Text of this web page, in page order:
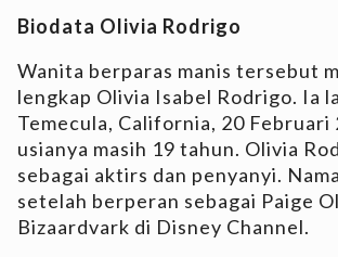
Biodata Olivia Rodrigo
Wanita berparas manis tersebut
lengkap Olivia Isabel Rodrigo. Ia
Temecula, California, 20 Februari
usianya masih 19 tahun. Olivia
sebagai aktirs dan penyanyi.
setelah berperan sebagai Paige
Bizaardvark di Disney Channel.